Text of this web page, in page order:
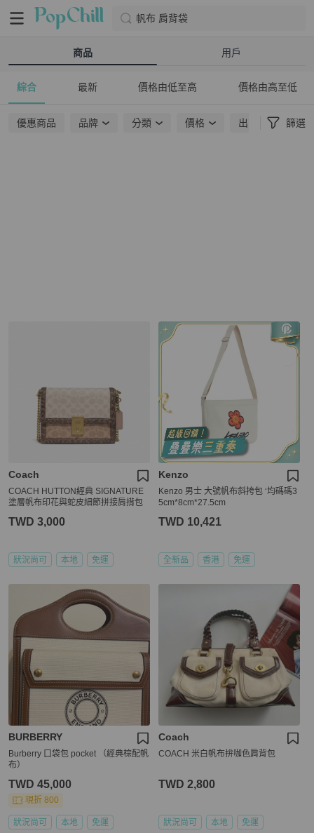
帆布 肩背袋
商品 用戶
綜合 最新 價格由低至高 價格由高至低
優惠商品 品牌 分類 價格 出貨地點 篩選
Coach
COACH HUTTON經典 SIGNATURE
塗層帆布印花與蛇皮細節拼接肩揹包
TWD 3,000
狀況尚可 本地 免運
Kenzo
Kenzo 男士 大號帆布斜挎包 ‘均碼碼3
5cm*8cm*27.5cm
TWD 10,421
全新品 香港 免運
BURBERRY
Burberry 口袋包 pocket （經典棕配帆
布）
TWD 45,000
現折 800
狀況尚可 本地 免運
Coach
COACH 米白帆布拚咖色肩背包
TWD 2,800
狀況尚可 本地 免運